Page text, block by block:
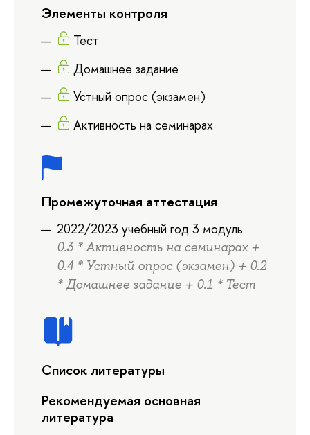
Элементы контроля
Тест
Домашнее задание
Устный опрос (экзамен)
Активность на семинарах
Промежуточная аттестация
2022/2023 учебный год 3 модуль
0.3 * Активность на семинарах +
0.4 * Устный опрос (экзамен) + 0.2
* Домашнее задание + 0.1 * Тест
Список литературы
Рекомендуемая основная
литература